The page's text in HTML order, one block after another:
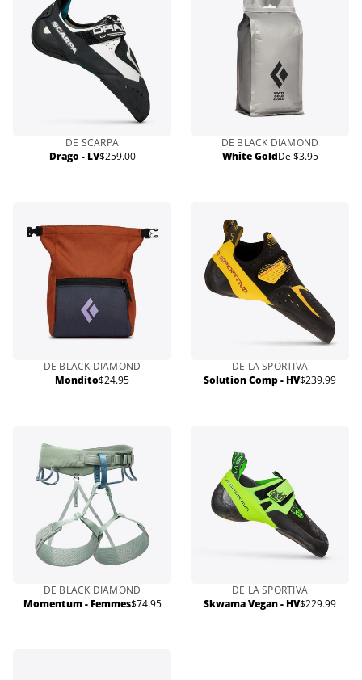
DE SCARPA
Drago - LVPrix
$259.00
DE BLACK DIAMOND
White GoldPrix
De $3.95
DE BLACK DIAMOND
MonditoPrix
$24.95
DE LA SPORTIVA
Solution Comp - HVPrix
$239.99
DE BLACK DIAMOND
Momentum - FemmesPrix
$74.95
DE LA SPORTIVA
Skwama Vegan - HVPrix
$229.99